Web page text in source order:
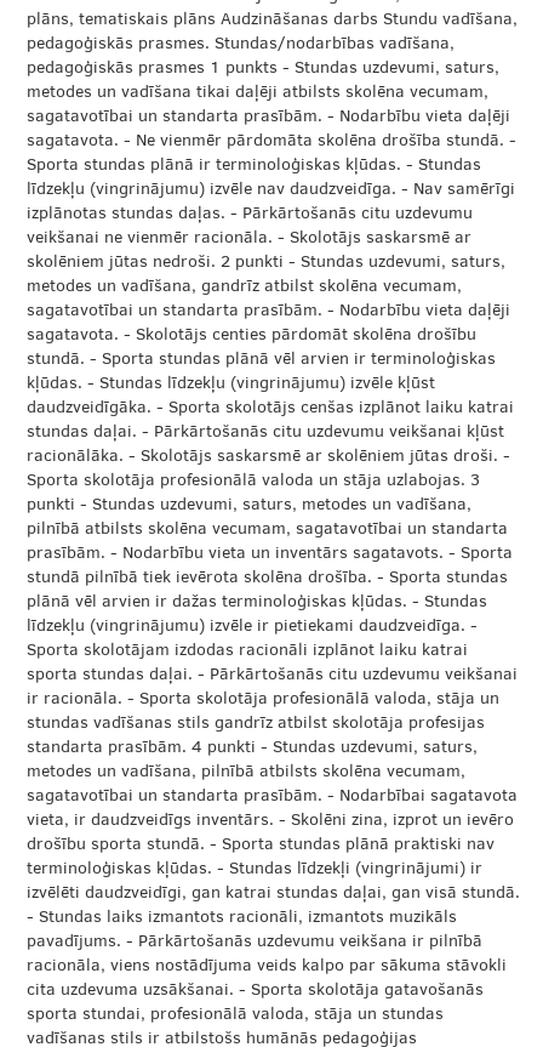
plāns, tematiskais plāns Audzināšanas darbs Stundu vadīšana,
pedagoģiskās prasmes. Stundas/nodarbības vadīšana,
pedagoģiskās prasmes 1 punkts - Stundas uzdevumi, saturs,
metodes un vadīšana tikai daļēji atbilsts skolēna vecumam,
sagatavotībai un standarta prasībām. - Nodarbību vieta daļēji
sagatavota. - Ne vienmēr pārdomāta skolēna drošība stundā. -
Sporta stundas plānā ir terminoloģiskas kļūdas. - Stundas
līdzekļu (vingrinājumu) izvēle nav daudzveidīga. - Nav samērīgi
izplānotas stundas daļas. - Pārkārtošanās citu uzdevumu
veikšanai ne vienmēr racionāla. - Skolotājs saskarsmē ar
skolēniem jūtas nedroši. 2 punkti - Stundas uzdevumi, saturs,
metodes un vadīšana, gandrīz atbilst skolēna vecumam,
sagatavotībai un standarta prasībām. - Nodarbību vieta daļēji
sagatavota. - Skolotājs centies pārdomāt skolēna drošību
stundā. - Sporta stundas plānā vēl arvien ir terminoloģiskas
kļūdas. - Stundas līdzekļu (vingrinājumu) izvēle kļūst
daudzveidīgāka. - Sporta skolotājs cenšas izplānot laiku katrai
stundas daļai. - Pārkārtošanās citu uzdevumu veikšanai kļūst
racionālāka. - Skolotājs saskarsmē ar skolēniem jūtas droši. -
Sporta skolotāja profesionālā valoda un stāja uzlabojas. 3
punkti - Stundas uzdevumi, saturs, metodes un vadīšana,
pilnībā atbilsts skolēna vecumam, sagatavotībai un standarta
prasībām. - Nodarbību vieta un inventārs sagatavots. - Sporta
stundā pilnībā tiek ievērota skolēna drošība. - Sporta stundas
plānā vēl arvien ir dažas terminoloģiskas kļūdas. - Stundas
līdzekļu (vingrinājumu) izvēle ir pietiekami daudzveidīga. -
Sporta skolotājam izdodas racionāli izplānot laiku katrai
sporta stundas daļai. - Pārkārtošanās citu uzdevumu veikšanai
ir racionāla. - Sporta skolotāja profesionālā valoda, stāja un
stundas vadīšanas stils gandrīz atbilst skolotāja profesijas
standarta prasībām. 4 punkti - Stundas uzdevumi, saturs,
metodes un vadīšana, pilnībā atbilsts skolēna vecumam,
sagatavotībai un standarta prasībām. - Nodarbībai sagatavota
vieta, ir daudzveidīgs inventārs. - Skolēni zina, izprot un ievēro
drošību sporta stundā. - Sporta stundas plānā praktiski nav
terminoloģiskas kļūdas. - Stundas līdzekļi (vingrinājumi) ir
izvēlēti daudzveidīgi, gan katrai stundas daļai, gan visā stundā.
- Stundas laiks izmantots racionāli, izmantots muzikāls
pavadījums. - Pārkārtošanās uzdevumu veikšana ir pilnībā
racionāla, viens nostādījuma veids kalpo par sākuma stāvokli
cita uzdevuma uzsākšanai. - Sporta skolotāja gatavošanās
sporta stundai, profesionālā valoda, stāja un stundas
vadīšanas stils ir atbilstošs humānās pedagoģijas